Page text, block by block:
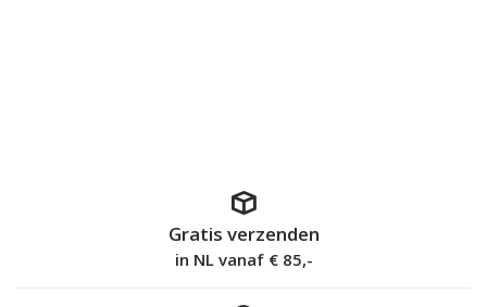
Gratis verzenden
in NL vanaf € 85,-